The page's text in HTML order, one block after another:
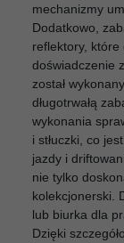
mechanizmy
Dodatkowo,
reflektory,
doświadczenie
został
długotrwałą
wykonania
i stłuczki, co
jazdy i
nie tylko
kolekcjonerski.
lub biurka dla
Dzięki